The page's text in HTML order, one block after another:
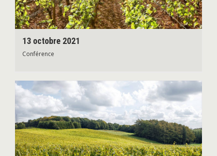
13 octobre 2021
Conférence